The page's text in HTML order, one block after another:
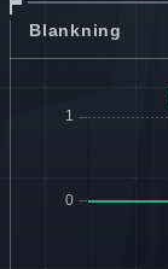
Blankning